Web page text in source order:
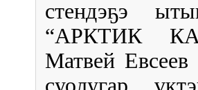
стендэҕэ
“АРКТИК
Матвей